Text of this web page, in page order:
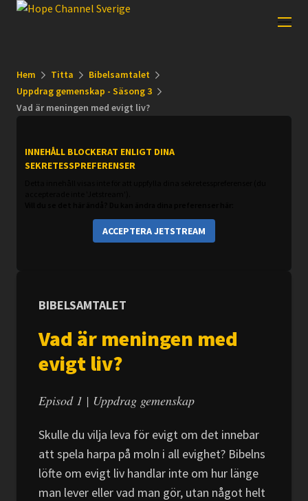
Hem Titta
Bibelsamtalet
Uppdrag gemenskap - Säsong 3
Vad är meningen med evigt liv?
INNEHÅLL BLOCKERAT ENLIGT DINA
SEKRETESSPREFERENSER
ACCEPTERA JETSTREAM
BIBELSAMTALET
Vad är meningen med
evigt liv?
Episod 1 | Uppdrag gemenskap
Skulle du vilja leva för evigt om det innebar
att spela harpa på moln i all evighet? Bibelns
löfte om evigt liv handlar inte om hur länge
man lever eller vad man gör, utan något helt